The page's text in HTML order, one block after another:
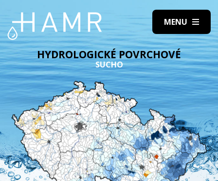
HYDROLOGICKÉ POVRCHOVÉ
SUCHO